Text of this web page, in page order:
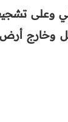
وخارج أرض